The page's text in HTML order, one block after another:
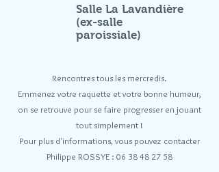
Salle La Lavandière
(ex-salle
paroissiale)
Rencontres tous les mercredis.
Emmenez votre raquette et votre bonne humeur,
on se retrouve pour se faire progresser en jouant
tout simplement !
Pour plus d'informations, vous pouvez contacter
Philippe ROSSYE : 06 38 48 27 58